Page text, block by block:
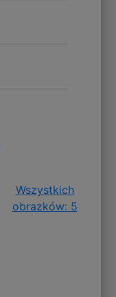
Wszystkich
obrazków: 5